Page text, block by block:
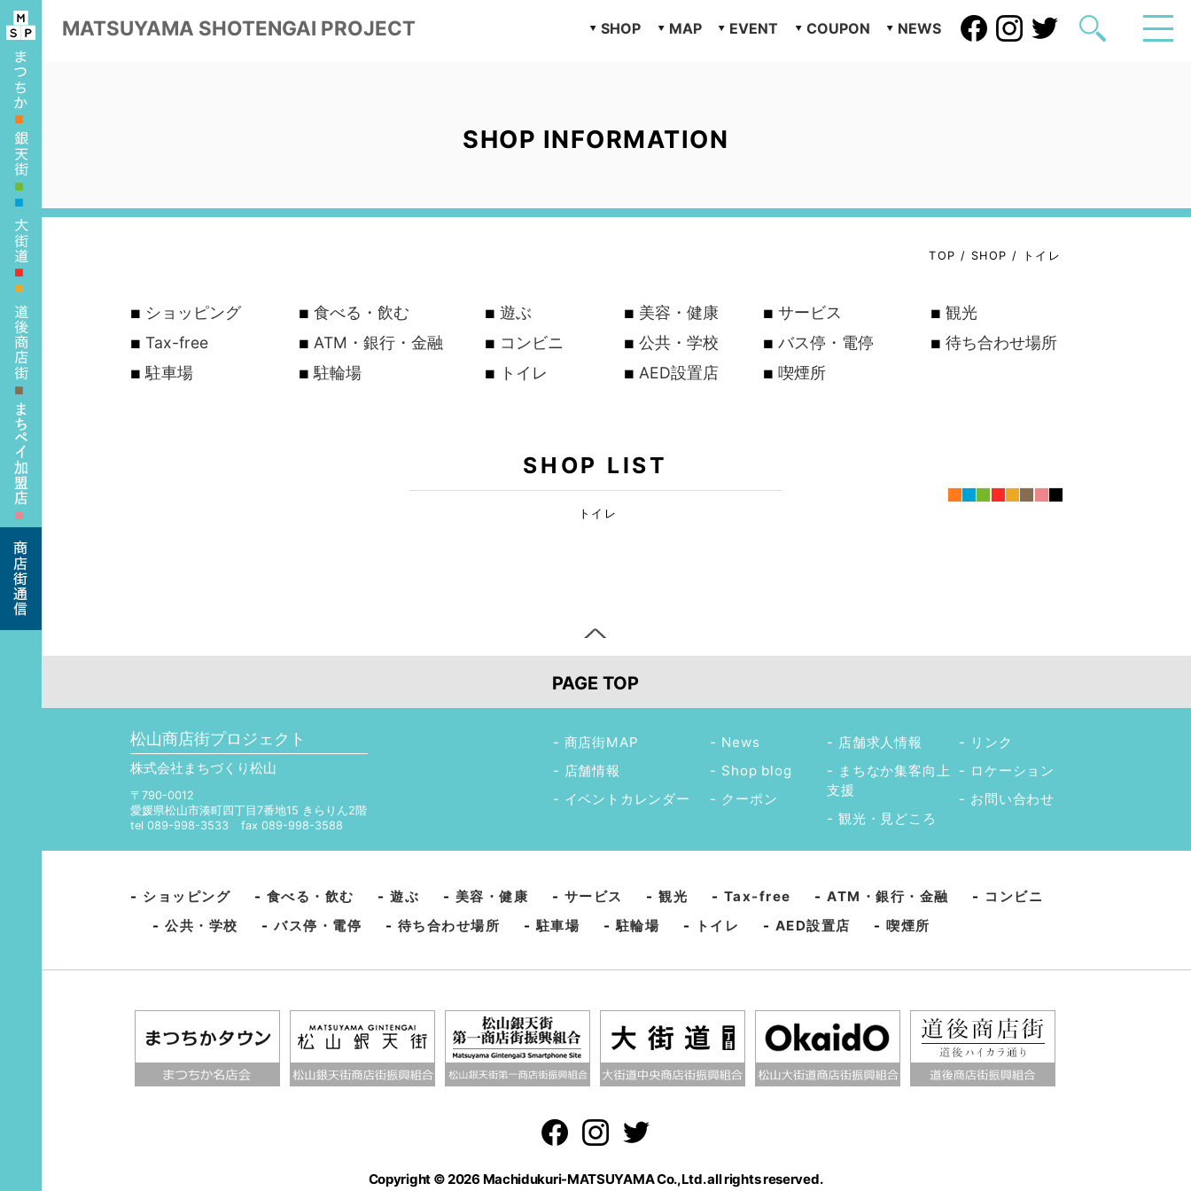
MATSUYAMA SHOTENGAI PROJECT SHOP MAP EVENT COUPON NEWS
■
■
■
■
■
■
■
SHOP INFORMATION
TOP / SHOP / トイレ
ショッピング 食べる・飲む 遊ぶ 美容・健康 サービス
観光
Tax-free
ATM・銀行・金融 コンビニ 公共・学校 バス停・電停
待ち合わせ場所
駐車場
駐輪場 トイレ AED設置店 喫煙所
SHOP LIST
トイレ
■■■■■■■■
PAGE TOP
松山商店街プロジェクト
株式会社まちづくり松山
〒790-0012
愛媛県松山市湊町四丁目7番地15 きらりん2階
tel 089-998-3533
fax 089-998-3588
商店街MAP
店舗情報
イベントカレンダー
News
Shop blog
クーポン
店舗求人情報
まちなか集客向上
支援
観光・見どころ
リンク
ロケーション
お問い合わせ
- ショッピング - 食べる・飲む - 遊ぶ - 美容・健康 - サービス - 観光 - Tax-free - ATM・銀行・金融 - コンビニ
- 公共・学校 - バス停・電停 - 待ち合わせ場所 -駐車場 -駐輪場 - トイレ - AED設置店 - 喫煙所
Copyright © 2026 Machidukuri-MATSUYAMA Co.,Ltd. all rights reserved.